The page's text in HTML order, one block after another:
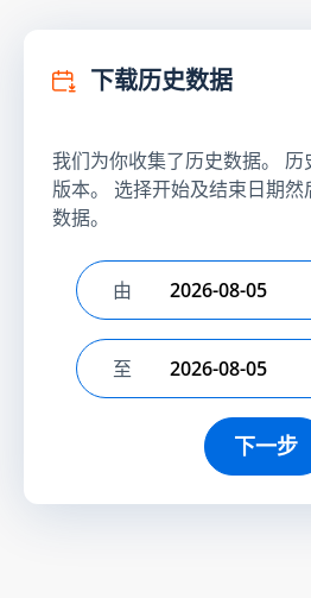
下载历史数据
我们为你收集了历史数据。
版本。 选择开始及结束日期
数据。
选择开始日期
由
选择结束日期
至
下一步